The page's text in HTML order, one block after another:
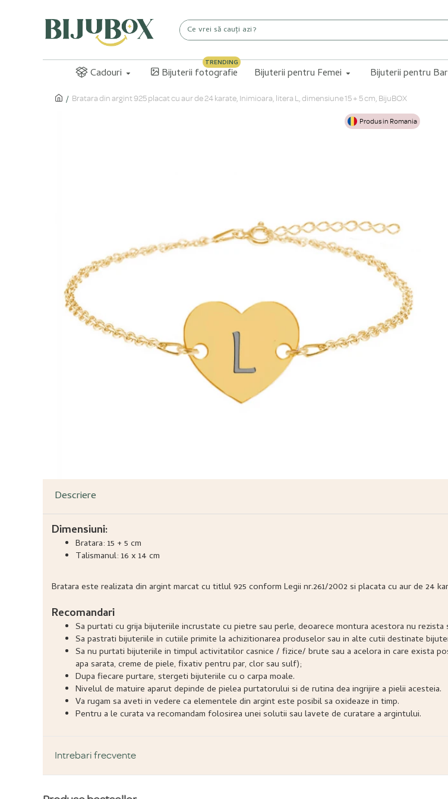
Cadouri Bijuterii fotografie
TRENDING
Bijuterii pentru Femei Bijuterii pentru
Bratara din argint 925 placat cu aur de 24 karate, Inimioara, litera L, dimensiune 15 + 5 cm, BijuBOX
Produs in Romania
Descriere
Dimensiuni:
Bratara: 15 + 5 cm
Talismanul: 16 x 14 cm
Bratara este realizata din argint marcat cu titlul 925 conform Legii nr.261/2002 si placata cu aur de 24
Recomandari
Sa purtati cu grija bijuteriile incrustate cu pietre sau perle, deoarece montura acestora nu rezista
Sa pastrati bijuteriile in cutiile primite la achizitionarea produselor sau in alte cutii destinate
Sa nu purtati bijuteriile in timpul activitatilor casnice / fizice/ brute sau a acelora in care exista
apa sarata, creme de piele, fixativ pentru par, clor sau sulf);
Dupa fiecare purtare, stergeti bijuteriile cu o carpa moale.
Nivelul de matuire aparut depinde de pielea purtatorului si de rutina dea ingrijire a pielii acesteia.
Va rugam sa aveti in vedere ca elementele din argint este posibil sa oxideaze in timp.
Pentru a le curata va recomandam folosirea unei solutii sau lavete de curatare a argintului.
Intrebari frecvente